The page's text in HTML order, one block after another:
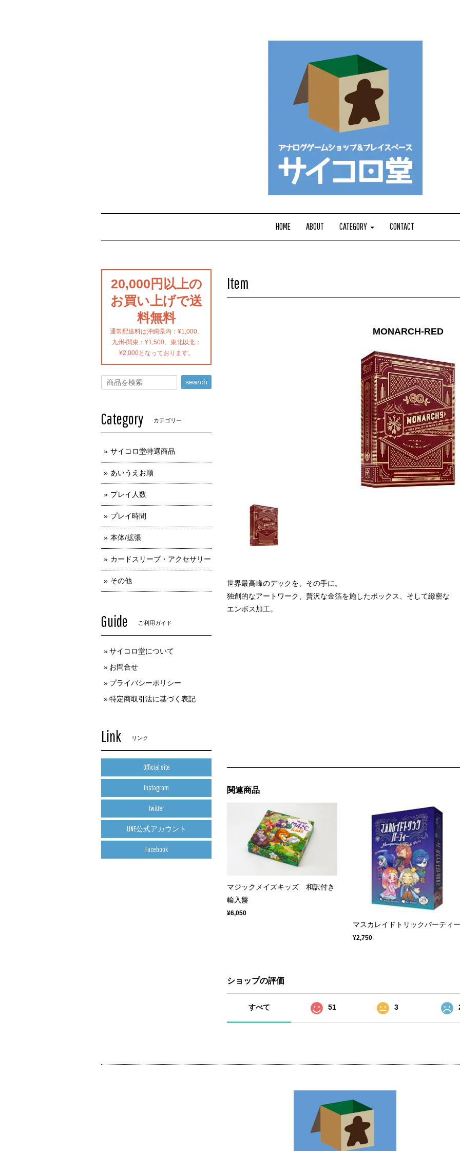
HOME ABOUT CATEGORY CONTACT
Item
MONARCH-RED
世界最高峰のデックを、その手に。
独創的なアートワーク、贅沢な金箔を施したボックス、そして緻密な
エンボス加工。
関連商品
マジックメイズキッズ 和訳付き
輸入盤
¥6,050
マスカレイドトリックパーティー
¥2,750
ショップの評価
すべて 51 3
20,000円以上の
お買い上げで送
料無料
通常配送料は沖縄県内：¥1,000、
九州-関東：¥1,500、東北以北：
¥2,000となっております。
search
Category カテゴリー
サイコロ堂特選商品
あいうえお順
プレイ人数
プレイ時間
本体/拡張
カードスリーブ・アクセサリー
その他
Guide ご利用ガイド
サイコロ堂について
お問合せ
プライバシーポリシー
特定商取引法に基づく表記
Link リンク
Official site
Instagram
Twitter
LINE公式アカウント
Facebook